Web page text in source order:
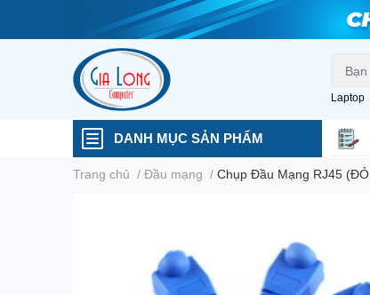
Laptop
DANH MỤC SẢN PHẨM
Trang chủ / Đầu mạng / Chụp Đầu Mạng RJ45